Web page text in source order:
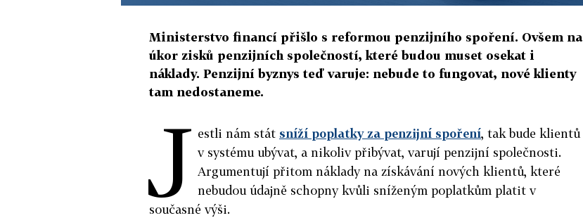
Ministerstvo financí přišlo s reformou penzijního spoření. Ovšem na
úkor zisků penzijních společností, které budou muset osekat i
náklady. Penzijní byznys teď varuje: nebude to fungovat, nové klienty
tam nedostaneme.
J estli nám stát sníží poplatky za penzijní spoření, tak bude klientů
v systému ubývat, a nikoliv přibývat, varují penzijní společnosti.
Argumentují přitom náklady na získávání nových klientů, které
nebudou údajně schopny kvůli sníženým poplatkům platit v
současné výši.